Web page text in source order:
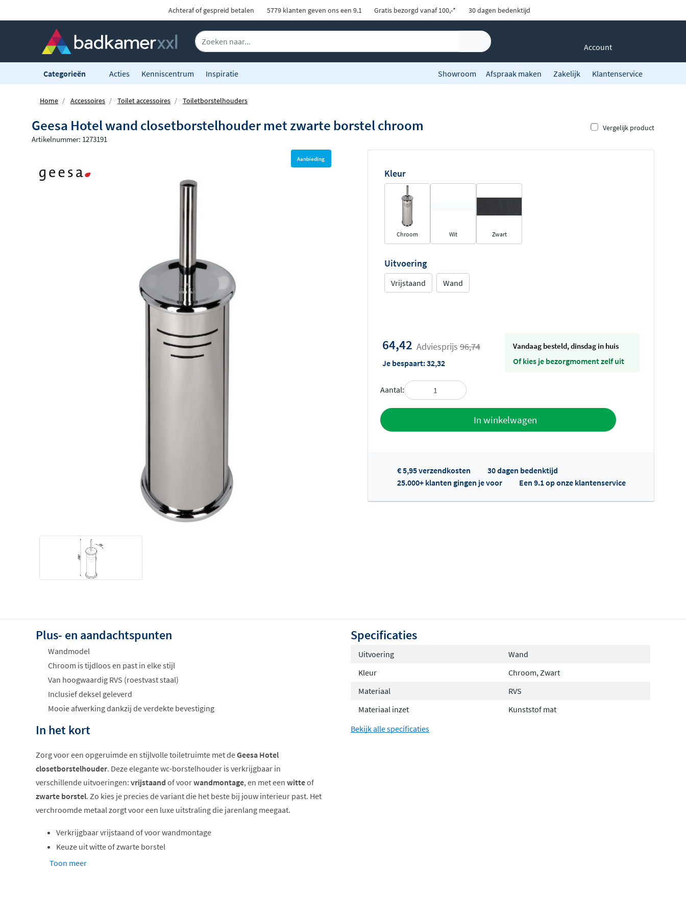
Achteraf of gespreid betalen 5779 klanten geven ons een 9.1 Gratis bezorgd vanaf 100,-* 30 dagen bedenktijd
Account
Categorieën Acties Kenniscentrum Inspiratie Showroom Afspraak maken Zakelijk Klantenservice
Home Accessoires Toilet accessoires Toiletborstelhouders
Geesa Hotel wand closetborstelhouder met zwarte borstel chroom Vergelijk product
Artikelnummer: 1273191
Aanbieding
Kleur
Chroom Wit Zwart
Uitvoering
Vrijstaand Wand
64,42 Adviesprijs 96,74
Je bespaart:32,32
vandaag besteld, dinsdag in huis
Of kies je bezorgmoment zelf uit
Aantal:
In winkelwagen
Toevoegen aan offerte
€ 5,95 verzendkosten
30 dagen bedenktijd
25.000+ klanten gingen je voor
Een 9.1 op onze klantenservice
Plus- en aandachtspunten
Wandmodel
Chroom is tijdloos en past in elke stijl
Van hoogwaardig RVS (roestvast staal)
Inclusief deksel geleverd
Mooie afwerking dankzij de verdekte bevestiging
In het kort
Zorg voor een opgeruimde en stijlvolle toiletruimte met deGeesa Hotel
closetborstelhouder. Deze elegante wc-borstelhouder is verkrijgbaar in
verschillende uitvoeringen: vrijstaand of voorwandmontage, en met een witteof
zwarte borstel. Zo kies je precies de variant die het beste bij jouw interieur past. Het
verchroomde metaal zorgt voor een luxe uitstraling die jarenlang meegaat.
Verkrijgbaar vrijstaand of voor wandmontage
Keuze uit witte of zwarte borstel
Verchroomd metaal voor duurzaamheid
Toon meer
Specificaties
Uitvoering
Wand
Kleur
Chroom, Zwart
Materiaal
RVS
Materiaal inzet
Kunststof mat
Bekijk alle specificaties